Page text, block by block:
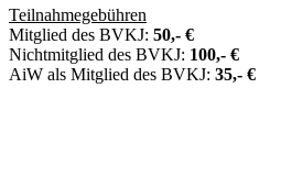
Teilnahmegebühren
Mitglied des BVKJ: 50,- €
Nichtmitglied des BVKJ: 100,- €
AiW als Mitglied des BVKJ: 35,- €